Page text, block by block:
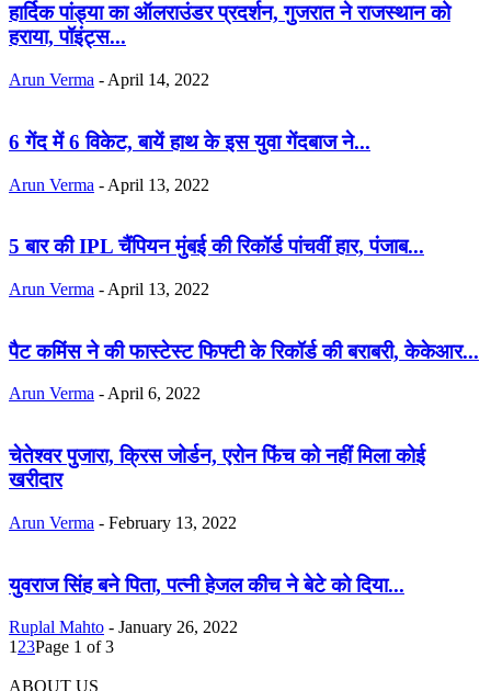
हार्दिक पांड्या का ऑलराउंडर प्रदर्शन, गुजरात ने राजस्थान को
हराया, पॉइंट्स...
Arun Verma - April 14, 2022
6 गेंद में 6 विकेट, बायें हाथ के इस युवा गेंदबाज ने...
Arun Verma - April 13, 2022
5 बार की IPL चैंपियन मुंबई की रिकॉर्ड पांचवीं हार, पंजाब...
Arun Verma - April 13, 2022
पैट कमिंस ने की फास्टेस्ट फिफ्टी के रिकॉर्ड की बराबरी, केकेआर...
Arun Verma - April 6, 2022
चेतेश्वर पुजारा, क्रिस जोर्डन, एरोन फिंच को नहीं मिला कोई
खरीदार
Arun Verma - February 13, 2022
युवराज सिंह बने पिता, पत्नी हेजल कीच ने बेटे को दिया...
Ruplal Mahto - January 26, 2022
1 23Page 1 of 3
ABOUT US